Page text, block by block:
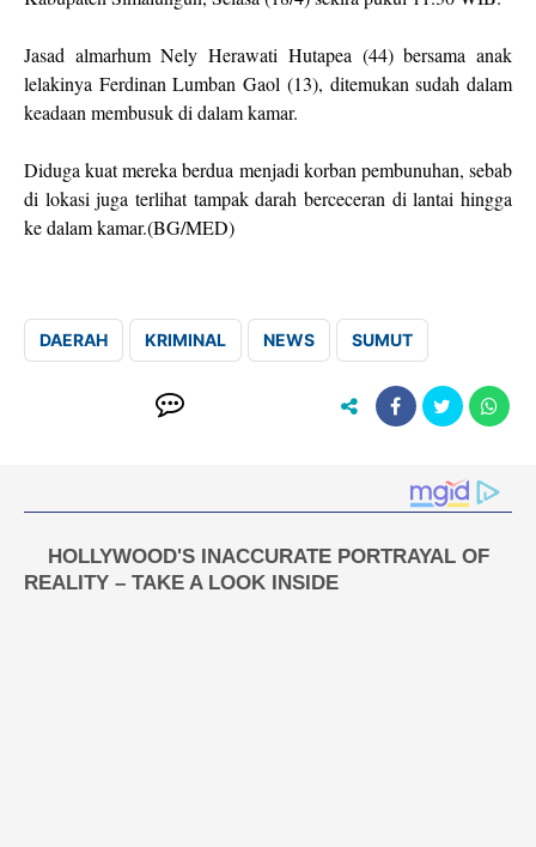
Jasad almarhum Nely Herawati Hutapea (44) bersama anak
lelakinya Ferdinan Lumban Gaol (13), ditemukan sudah dalam
keadaan membusuk di dalam kamar.
Diduga kuat mereka berdua menjadi korban pembunuhan, sebab
di lokasi juga terlihat tampak darah berceceran di lantai hingga
ke dalam kamar.(BG/MED)
DAERAH KRIMINAL NEWS SUMUT